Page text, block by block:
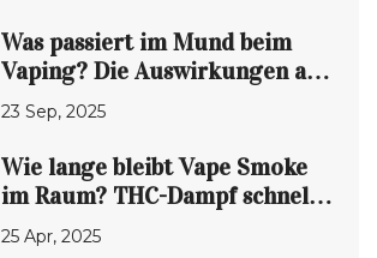
Was passiert im Mund beim
Vaping? Die Auswirkungen auf
Zähne und Schleimhaut
23 Sep, 2025
Wie lange bleibt Vape Smoke
im Raum? THC-Dampf schnell
loswerden
25 Apr, 2025